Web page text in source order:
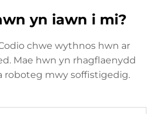
yn iawn i mi?
chwe wythnos hwn ar
Mae hwn yn rhagflaenydd
roboteg mwy soffistigedig.